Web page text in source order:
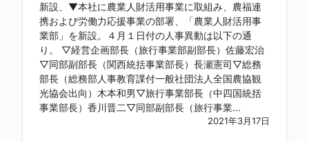
新設、▼本社に農業人財活用事業に取組み、農福連
携および労働力応援事業の部署、「農業人財活用事
業部」を新設。４月１日付の人事異動は以下の通
り。 ▽経営企画部長（旅行事業部副部長）佐藤宏治
▽同部副部長（関西統括事業部長）長瀬憲司▽総務
部長（総務部人事教育課付一般社団法人全国農協観
光協会出向）木本和男▽旅行事業部長（中四国統括
事業部長）香川晋二▽同部副部長（旅行事業...
2021年3月17日